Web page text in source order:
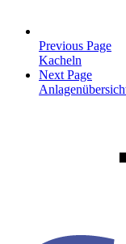
Previous Page
Kacheln
Next Page